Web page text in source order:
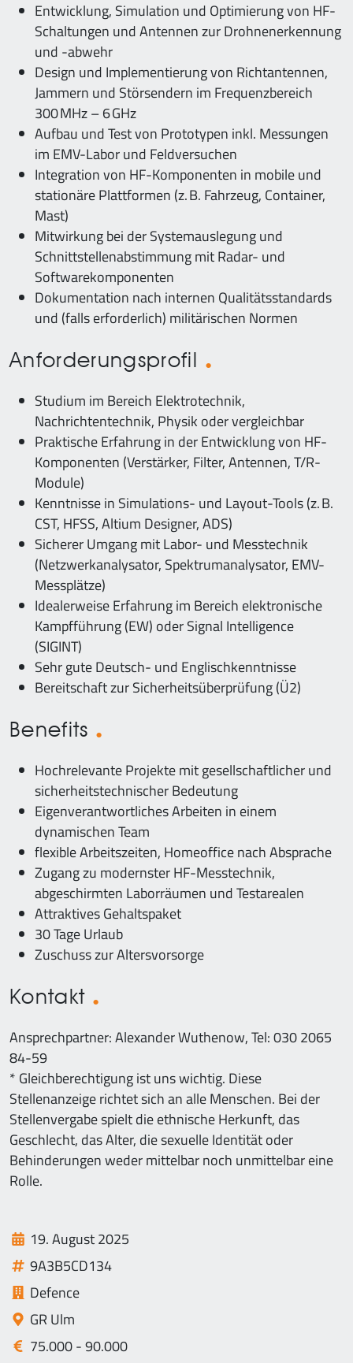
Entwicklung, Simulation und Optimierung von HF-
Schaltungen und Antennen zur Drohnenerkennung
und -abwehr
Design und Implementierung von Richtantennen,
Jammern und Störsendern im Frequenzbereich
300 MHz – 6 GHz
Aufbau und Test von Prototypen inkl. Messungen
im EMV-Labor und Feldversuchen
Integration von HF-Komponenten in mobile und
stationäre Plattformen (z. B. Fahrzeug, Container,
Mast)
Mitwirkung bei der Systemauslegung und
Schnittstellenabstimmung mit Radar- und
Softwarekomponenten
Dokumentation nach internen Qualitätsstandards
und (falls erforderlich) militärischen Normen
Anforderungsprofil
Studium im Bereich Elektrotechnik,
Nachrichtentechnik, Physik oder vergleichbar
Praktische Erfahrung in der Entwicklung von HF-
Komponenten (Verstärker, Filter, Antennen, T/R-
Module)
Kenntnisse in Simulations- und Layout-Tools (z. B.
CST, HFSS, Altium Designer, ADS)
Sicherer Umgang mit Labor- und Messtechnik
(Netzwerkanalysator, Spektrumanalysator, EMV-
Messplätze)
Idealerweise Erfahrung im Bereich elektronische
Kampfführung (EW) oder Signal Intelligence
(SIGINT)
Sehr gute Deutsch- und Englischkenntnisse
Bereitschaft zur Sicherheitsüberprüfung (Ü2)
Benefits
Hochrelevante Projekte mit gesellschaftlicher und
sicherheitstechnischer Bedeutung
Eigenverantwortliches Arbeiten in einem
dynamischen Team
flexible Arbeitszeiten, Homeoffice nach Absprache
Zugang zu modernster HF-Messtechnik,
abgeschirmten Laborräumen und Testarealen
Attraktives Gehaltspaket
30 Tage Urlaub
Zuschuss zur Altersvorsorge
Kontakt
Ansprechpartner: Alexander Wuthenow, Tel: 030 2065
84-59
* Gleichberechtigung ist uns wichtig. Diese
Stellenanzeige richtet sich an alle Menschen. Bei der
Stellenvergabe spielt die ethnische Herkunft, das
Geschlecht, das Alter, die sexuelle Identität oder
Behinderungen weder mittelbar noch unmittelbar eine
Rolle.
19. August 2025
9A3B5CD134
Defence
GR Ulm
75.000 - 90.000